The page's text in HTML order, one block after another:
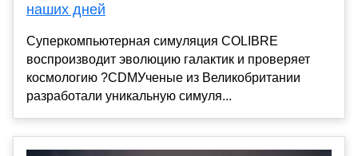
наших дней
Суперкомпьютерная симуляция COLIBRE
воспроизводит эволюцию галактик и проверяет
космологию ?CDMУченые из Великобритании
разработали уникальную симуля...